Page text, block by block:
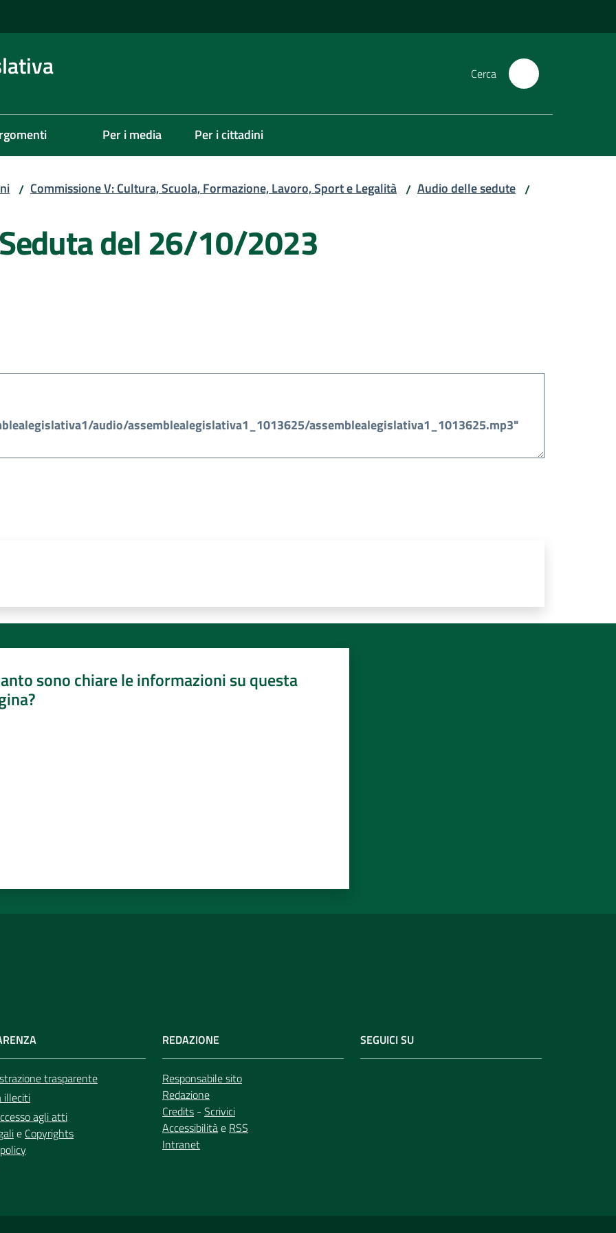
Cerca
Per i media Per i cittadini
/ Commissione V: Cultura, Scuola, Formazione, Lavoro, Sport e Legalità / Audio delle sedute /
del 26/10/2023
sono chiare le informazioni su questa
trasparente
illeciti
agli atti
e Copyrights
REDAZIONE
Responsabile sito
Redazione
Credits - Scrivici
Accessibilitàe RSS
Intranet
SEGUICI SU